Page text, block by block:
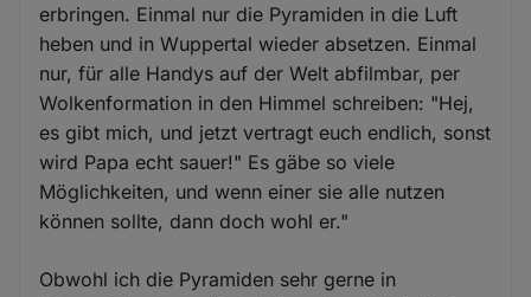
erbringen. Einmal nur die Pyramiden in die Luft
heben und in Wuppertal wieder absetzen. Einmal
nur, für alle Handys auf der Welt abfilmbar, per
Wolkenformation in den Himmel schreiben: "Hej,
es gibt mich, und jetzt vertragt euch endlich, sonst
wird Papa echt sauer!" Es gäbe so viele
Möglichkeiten, und wenn einer sie alle nutzen
können sollte, dann doch wohl er."
Obwohl ich die Pyramiden sehr gerne in